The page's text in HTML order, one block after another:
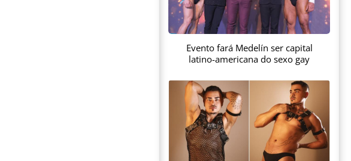
Evento fará Medelín ser capital
latino-americana do sexo gay